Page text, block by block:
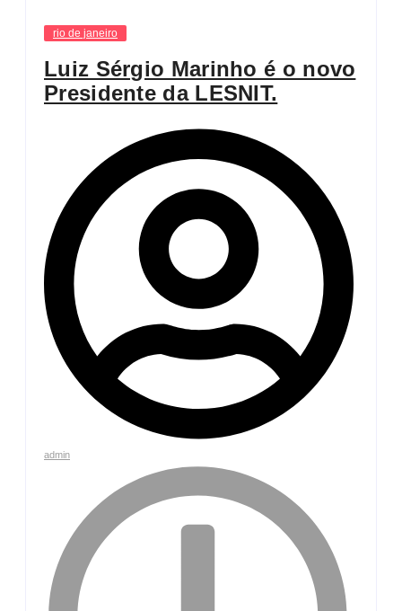
rio de janeiro
Luiz Sérgio Marinho é o novo
Presidente da LESNIT.
admin